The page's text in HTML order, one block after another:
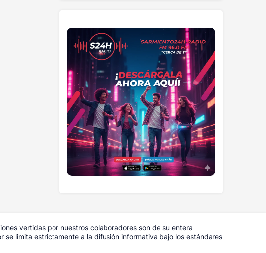
vertidas por nuestros colaboradores son de su entera
limita estrictamente a la difusión informativa bajo los estándares